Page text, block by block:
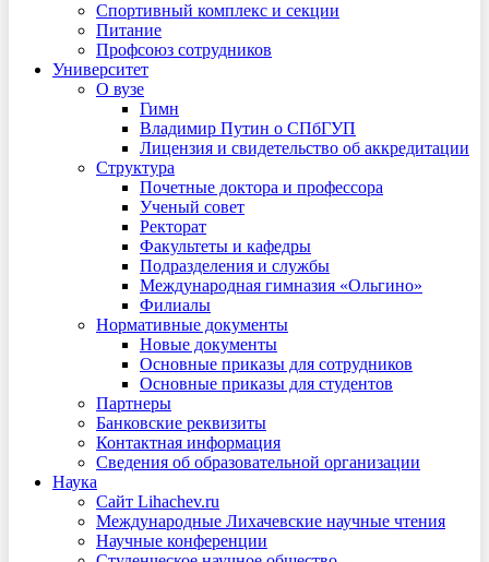
Спортивный комплекс и секции
Питание
Профсоюз сотрудников
Университет
О вузе
Гимн
Владимир Путин о СПбГУП
Лицензия и свидетельство об аккредитации
Структура
Почетные доктора и профессора
Ученый совет
Ректорат
Факультеты и кафедры
Подразделения и службы
Международная гимназия «Ольгино»
Филиалы
Нормативные документы
Новые документы
Основные приказы для сотрудников
Основные приказы для студентов
Партнеры
Банковские реквизиты
Контактная информация
Сведения об образовательной организации
Наука
Сайт Lihachev.ru
Международные Лихачевские научные чтения
Научные конференции